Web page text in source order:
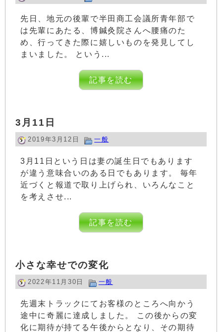
先日、地元の後輩で半田商工会議所青年部で
は先輩にあたる、博鍼灸院さんへ腰痛のた
め、行ってきた際に嬉しいものを発見してし
まいました。 という...
記事を読む
3月11日
2019年3月12日 一般
3月11日という日は妻の誕生日でもあります
が違う意味合いのある日でもあります。 毎年
近づくと報道で取り上げられ、いろんなこと
を考えさせ...
記事を読む
小さな幸せでの変化
2022年11月30日 一般
先週末トラックにてお客様のところへ向かう
途中に奇麗に達成しました。 この後からの変
化に期待が持てる午後からとなり、その期待